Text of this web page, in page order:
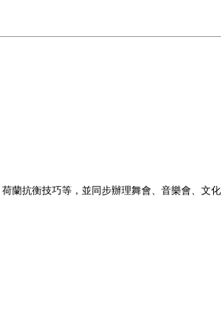
蘭抗衡技巧等，並同步辦理舞會、音樂會、文